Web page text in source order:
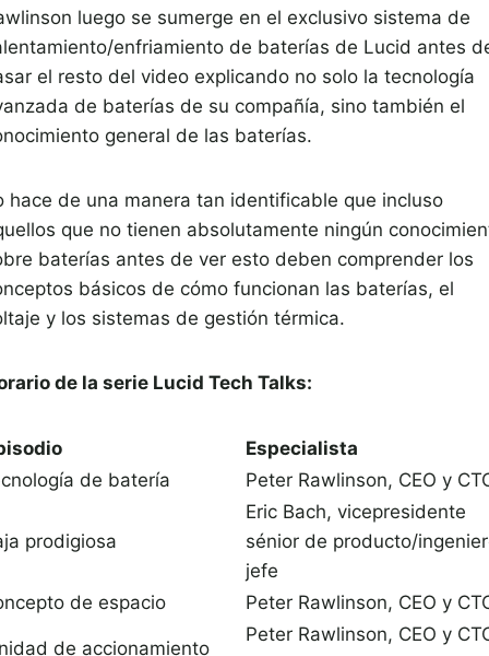
luego se sumerge en el exclusivo sistema de
enfriamiento de baterías de Lucid antes
el resto del video explicando no solo la tecnología
de baterías de su compañía, sino también el
general de las baterías.
hace de una manera tan identificable que incluso
que no tienen absolutamente ningún
baterías antes de ver esto deben comprender los
básicos de cómo funcionan las baterías, el
y los sistemas de gestión térmica.
de la serie Lucid Tech Talks:
Especialista
de batería
Peter Rawlinson, CEO y
prodigiosa
Eric Bach, vicepresidente
sénior de producto/
jefe
de espacio
Peter Rawlinson, CEO y
de accionamiento
Peter Rawlinson, CEO y